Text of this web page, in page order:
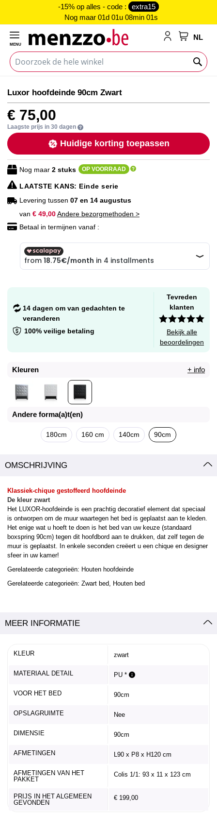
-15% op alles - code :
extra15
Nog maar 01d 01u 08min 00s
NL
MENU
naar
het
einde
van
de
afbeeldingen-
gallerij
naar
het
begin
van
de
afbeeldingen-
gallerij
Luxor hoofdeinde 90cm Zwart
€ 75,00
Laagste prijs in 30 dagen
Huidige korting toepassen
Nog maar 2 stuks OP VOORRAAD
LAATSTE KANS: Einde serie
Levering tussen 07 en 14 augustus
van € 49,00Andere bezorgmethoden >
Betaal in termijnen vanaf :
14 dagen om van gedachten te
veranderen
100% veilige betaling
Tevreden
klanten
Bekijk alle
beoordelingen
Kleuren + info
Andere forma(a)t(en)
180cm 160 cm 140cm 90cm
OMSCHRIJVING
Klassiek-chique gestoffeerd hoofdeinde
De kleur zwart
Het LUXOR-hoofdeinde is een prachtig decoratief element dat speciaal
is ontworpen om de muur waartegen het bed is geplaatst aan te kleden.
Het enige wat u hoeft te doen is het bed van uw keuze (standaard
boxspring 90cm) tegen dit hoofdbord aan te drukken, dat zelf tegen de
muur is geplaatst. In enkele seconden creëert u een chique en designer
sfeer in uw kamer!
Gerelateerde categorieën: Houten hoofdeinde
Gerelateerde categorieën: Zwart bed, Houten bed
MEER INFORMATIE
KLEUR zwart
MATERIAAL DETAIL PU *
VOOR HET BED 90cm
OPSLAGRUIMTE Nee
DIMENSIE 90cm
AFMETINGEN L90 x P8 x H120 cm
AFMETINGEN VAN HET
PAKKET
Colis 1/1: 93 x 11 x 123 cm
PRIJS IN HET ALGEMEEN
GEVONDEN
€ 199,00